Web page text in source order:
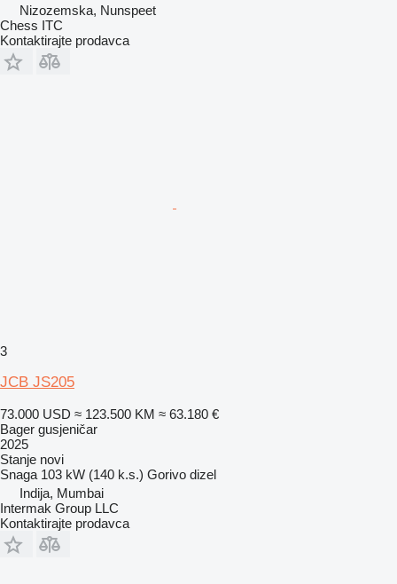
Nizozemska, Nunspeet
Chess ITC
Kontaktirajte prodavca
3
JCB JS205
73.000 USD ≈ 123.500 KM ≈ 63.180 €
Bager gusjeničar
2025
Stanje novi
Snaga 103 kW (140 k.s.) Gorivo dizel
Indija, Mumbai
Intermak Group LLC
Kontaktirajte prodavca